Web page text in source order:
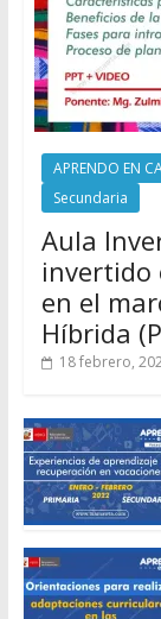
APRENDO EN
Secundaria
Aula
invertido
en el
Híbrida
18 febrero,